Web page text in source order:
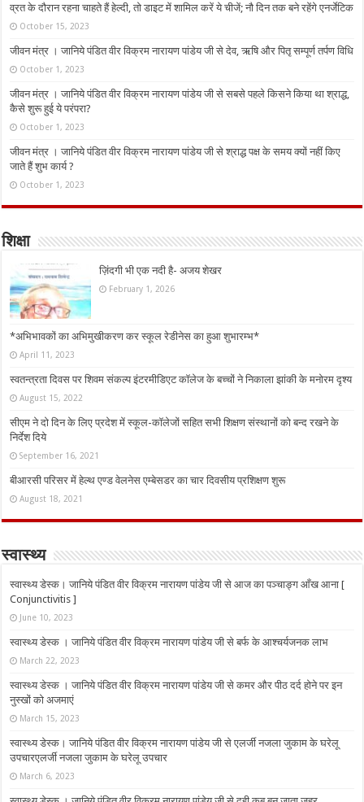
व्रत के दौरान रहना चाहते हैं हेल्दी, तो डाइट में शामिल करें ये चीजें; नौ दिन तक बने रहेंगे एनर्जेटिक
October 15, 2023
जीवन मंत्र । जानिये पंडित वीर विक्रम नारायण पांडेय जी से देव, ऋषि और पितृ सम्पूर्ण तर्पण विधि
October 1, 2023
जीवन मंत्र । जानिये पंडित वीर विक्रम नारायण पांडेय जी से सबसे पहले किसने किया था श्राद्ध,
कैसे शुरू हुई ये परंपरा?
October 1, 2023
जीवन मंत्र । जानिये पंडित वीर विक्रम नारायण पांडेय जी से श्राद्ध पक्ष के समय क्यों नहीं किए
जाते हैं शुभ कार्य ?
October 1, 2023
शिक्षा
ज़िंदगी भी एक नदी है- अजय शेखर
February 1, 2026
*अभिभावकों का अभिमुखीकरण कर स्कूल रेडीनेस का हुआ शुभारम्भ*
April 11, 2023
स्वतन्त्रता दिवस पर शिवम संकल्प इंटरमीडिएट कॉलेज के बच्चों ने निकाला झांकी के मनोरम दृश्य
August 15, 2022
सीएम ने दो दिन के लिए प्रदेश में स्कूल-कॉलेजों सहित सभी शिक्षण संस्थानों को बन्द रखने के
निर्देश दिये
September 16, 2021
बीआरसी परिसर में हेल्थ एण्ड वेलनेस एम्बेसडर का चार दिवसीय प्रशिक्षण शुरू
August 18, 2021
स्वास्थ्य
स्वास्थ्य डेस्क। जानिये पंडित वीर विक्रम नारायण पांडेय जी से आज का पञ्चाङ्ग आँख आना [
Conjunctivitis ]
June 10, 2023
स्वास्थ्य डेस्क । जानिये पंडित वीर विक्रम नारायण पांडेय जी से बर्फ के आश्चर्यजनक लाभ
March 22, 2023
स्वास्थ्य डेस्क । जानिये पंडित वीर विक्रम नारायण पांडेय जी से कमर और पीठ दर्द होने पर इन
नुस्‍खों को अजमाएं
March 15, 2023
स्वास्थ्य डेस्क। जानिये पंडित वीर विक्रम नारायण पांडेय जी से एलर्जी नजला जुकाम के घरेलू
उपचारएलर्जी नजला जुकाम के घरेलू उपचार
March 6, 2023